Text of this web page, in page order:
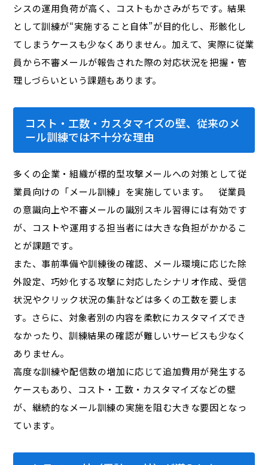
シスの運用負荷が高く、コストもかさみがちです。結果
として訓練が“実施すること自体”が目的化し、形骸化し
てしまうケースも少なくありません。加えて、実際に従業
員から不審メールが報告された際の対応状況を把握・管
理しづらいという課題もあります。
コスト・工数・カスタマイズの壁、従来のメ
ール訓練では不十分な理由
多くの企業・組織が標的型攻撃メールへの対策として従
業員向けの「メール訓練」を実施しています。 従業員
の意識向上や不審メールの識別スキル習得には有効です
が、コストや運用する担当者には大きな負担がかかるこ
とが課題です。
また、事前準備や訓練後の確認、メール環境に応じた除
外設定、巧妙化する攻撃に対応したシナリオ作成、受信
状況やクリック状況の集計などは多くの工数を要しま
す。さらに、対象者別の内容を柔軟にカスタマイズでき
なかったり、訓練結果の確認が難しいサービスも少なく
ありません。
高度な訓練や配信数の増加に応じて追加費用が発生する
ケースもあり、コスト・工数・カスタマイズなどの壁
が、継続的なメール訓練の実施を阻む大きな要因となっ
ています。